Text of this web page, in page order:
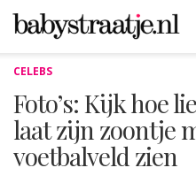
CELEBS
Foto’s: Kijk hoe
laat zijn zoontje
voetbalveld zien